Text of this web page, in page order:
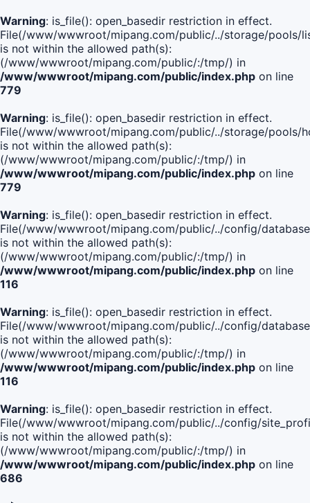
Warning: is_file(): open_basedir restriction in effect.
File(/www/wwwroot/mipang.com/public/../storage/pools/
is not within the allowed path(s):
(/www/wwwroot/mipang.com/public/:/tmp/) in
/www/wwwroot/mipang.com/public/index.php on line
779
Warning: is_file(): open_basedir restriction in effect.
File(/www/wwwroot/mipang.com/public/../storage/pools/
is not within the allowed path(s):
(/www/wwwroot/mipang.com/public/:/tmp/) in
/www/wwwroot/mipang.com/public/index.php on line
779
Warning: is_file(): open_basedir restriction in effect.
File(/www/wwwroot/mipang.com/public/../config/
is not within the allowed path(s):
(/www/wwwroot/mipang.com/public/:/tmp/) in
/www/wwwroot/mipang.com/public/index.php on line
116
Warning: is_file(): open_basedir restriction in effect.
File(/www/wwwroot/mipang.com/public/../config/
is not within the allowed path(s):
(/www/wwwroot/mipang.com/public/:/tmp/) in
/www/wwwroot/mipang.com/public/index.php on line
116
Warning: is_file(): open_basedir restriction in effect.
File(/www/wwwroot/mipang.com/public/../config/
is not within the allowed path(s):
(/www/wwwroot/mipang.com/public/:/tmp/) in
/www/wwwroot/mipang.com/public/index.php on line
686